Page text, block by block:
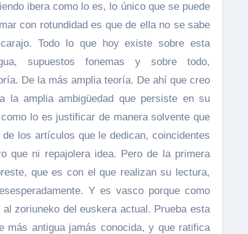
ibera como lo es, lo único que se puede
con rotundidad es que de ella no se sabe
Todo lo que hoy existe sobre esta
supuestos fonemas y sobre todo,
De la más amplia teoría. De ahí que creo
la amplia ambigüedad que persiste en su
lo es justificar de manera solvente que
los artículos que le dedican, coincidentes
que ni repajolera idea. Pero de la primera
que es con el que realizan su lectura,
Y es vasco porque como
zoriuneko del euskera actual. Prueba esta
más antigua jamás conocida, y que ratifica